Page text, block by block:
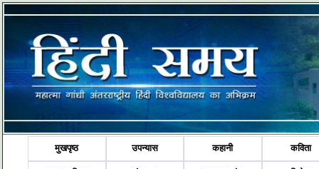
मुखपृष्ठ उपन्यास कहानी कविता